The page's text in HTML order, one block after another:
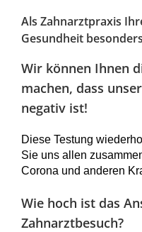
Als Zahnarztpraxis
Gesundheit
Wir können Ihnen
machen, dass
negativ ist!
Diese Testung
Sie uns allen
Corona und anderen
Wie hoch ist das
Zahnarztbesuch?